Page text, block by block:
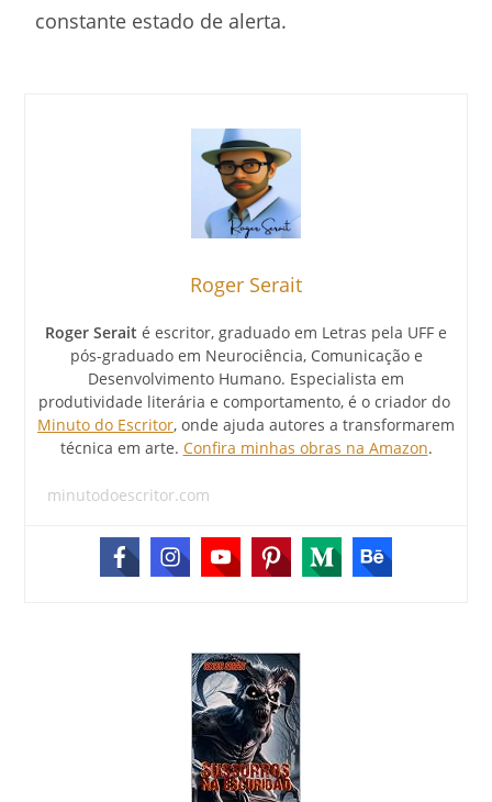
constante estado de alerta.
Roger Serait
Roger Serait é escritor, graduado em Letras pela UFF e
pós-graduado em Neurociência, Comunicação e
Desenvolvimento Humano. Especialista em
produtividade literária e comportamento, é o criador do
Minuto do Escritor, onde ajuda autores a transformarem
técnica em arte. Confira minhas obras na Amazon.
minutodoescritor.com